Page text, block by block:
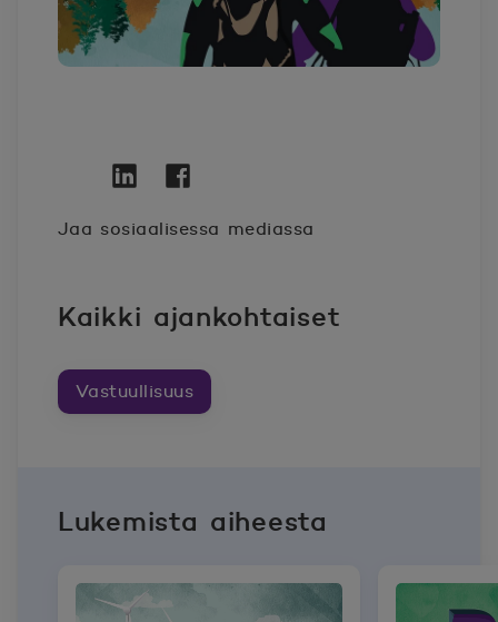
Jaa sosiaalisessa mediassa
Kaikki ajankohtaiset
Vastuullisuus
Lukemista aiheesta